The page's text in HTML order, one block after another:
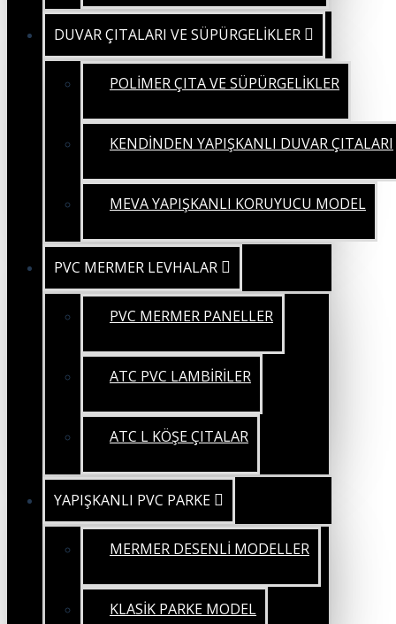
DUVAR ÇITALARI VE SÜPÜRGELİKLER
POLİMER ÇITA VE SÜPÜRGELİKLER
KENDİNDEN YAPIŞKANLI DUVAR ÇITALARI
MEVA YAPIŞKANLI KORUYUCU MODEL
PVC MERMER LEVHALAR
PVC MERMER PANELLER
ATC PVC LAMBİRİLER
ATC L KÖŞE ÇITALAR
YAPIŞKANLI PVC PARKE
MERMER DESENLİ MODELLER
KLASİK PARKE MODEL